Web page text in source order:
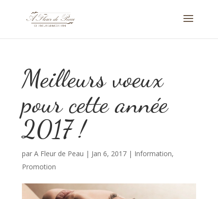
Meilleurs voeux
pour cette année
2017 !
par A Fleur de Peau | Jan 6, 2017| Information,
Promotion